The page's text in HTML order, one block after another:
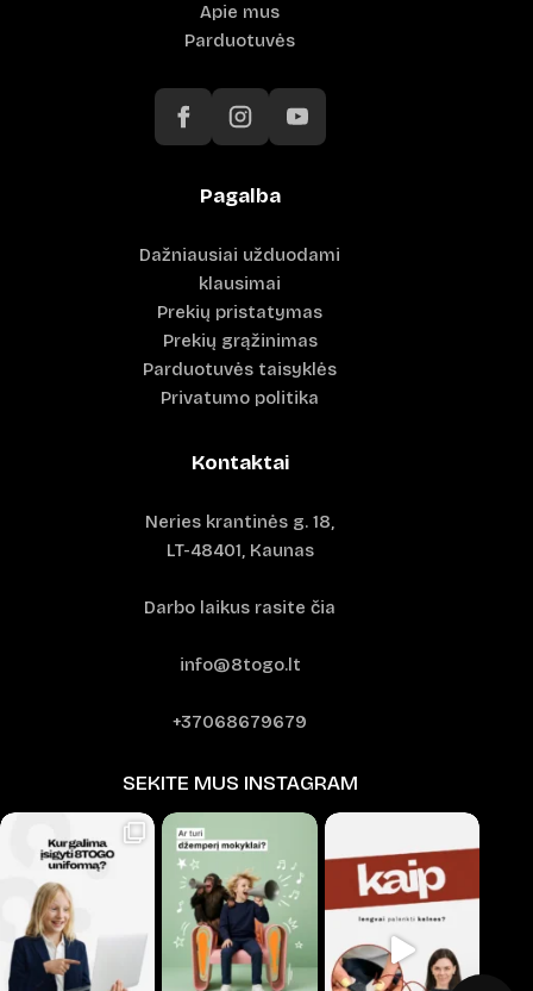
Apie mus
Parduotuvės
Pagalba
Dažniausiai užduodami
klausimai
Prekių pristatymas
Prekių grąžinimas
Parduotuvės taisyklės
Privatumo politika
Kontaktai
Neries krantinės g. 18,
LT-48401, Kaunas
Darbo laikus rasite čia
info@8togo.lt
+37068679679
SEKITE MUS INSTAGRAM